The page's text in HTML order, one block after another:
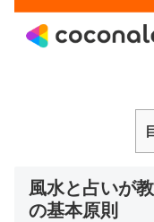
風水と占いが
の基本原則